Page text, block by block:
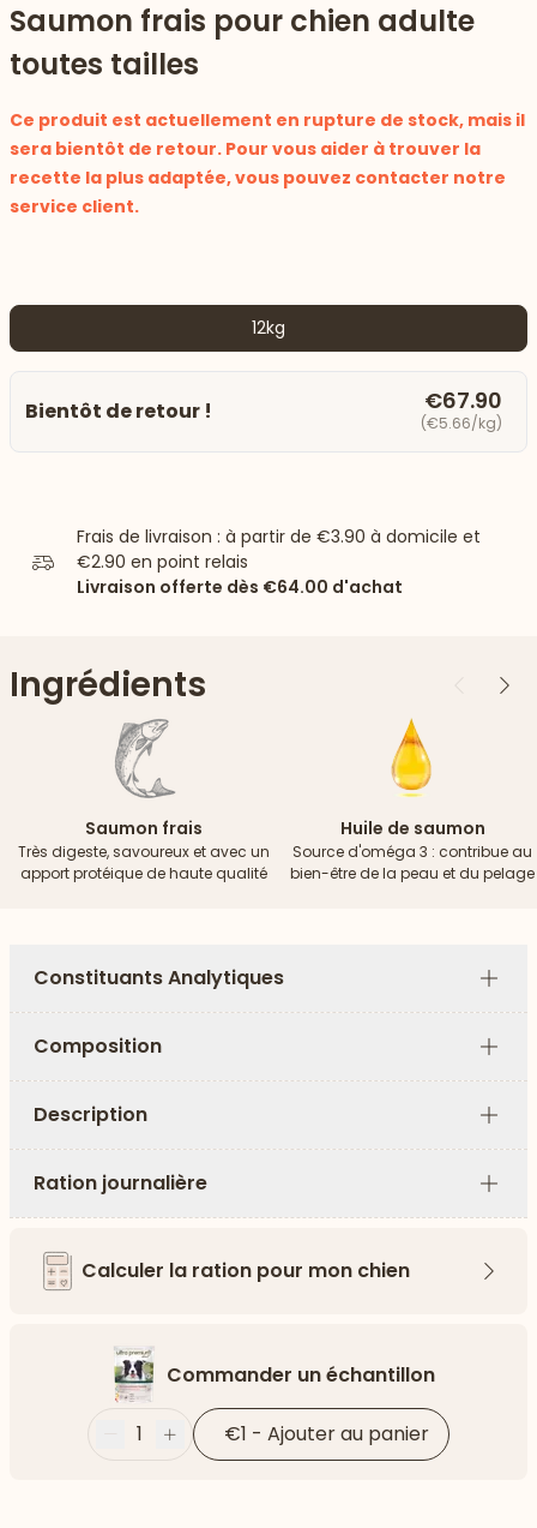
Saumon frais pour chien adulte
toutes tailles
Ce produit est actuellement en rupture de stock, mais il
sera bientôt de retour. Pour vous aider à trouver la
recette la plus adaptée, vous pouvez contacter notre
service client.
12kg
Bientôt de retour ! €67.90
(€5.66/kg)
Frais de livraison : à partir de €3.90 à domicile et
€2.90 en point relais
Livraison offerte dès €64.00 d'achat
Ingrédients Précédent
Saumon frais
Très digeste, savoureux et avec un
apport protéique de haute qualité
Huile de saumon
Source d'oméga 3 : contribue au
bien-être de la peau et du pelage
Constituants Analytiques
Plus
Composition
Plus
Description
Plus
Ration journalière
Plus
Calculer la ration pour mon chien
Commander un échantillon
Moins
1 Plus €1 - Ajouter au panier